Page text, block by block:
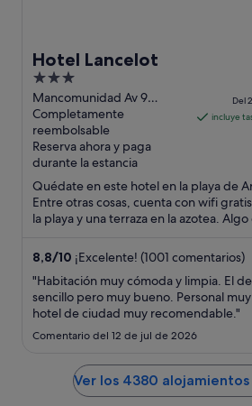
Hotel Lancelot
3
out
of
5
Mancomunidad Av 9
Arrecife Lanzarote
Completamente
reembolsable
Reserva ahora y paga
durante la estancia
Del
incluye
Quédate en este hotel en la playa de
Entre otras cosas, cuenta con wifi
la playa y una terraza en la azotea.
8,8/10 ¡Excelente! (1001 comentarios)
"Habitación muy cómoda y limpia. El
sencillo pero muy bueno. Personal
hotel de ciudad muy recomendable."
Comentario del 12 de jul de 2026
Ver los 4380